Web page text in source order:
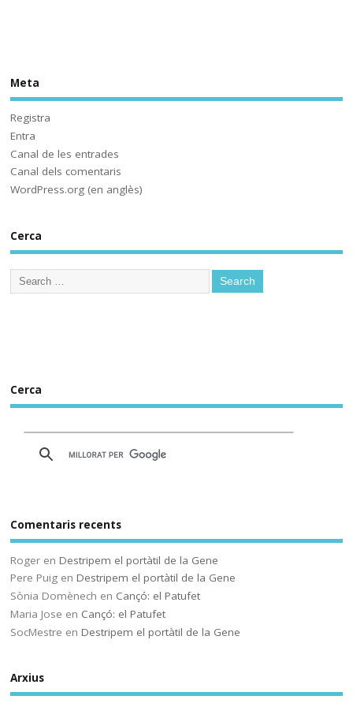
@socmestre.bsky.social⋅2y
@educaciocat.bsky.social
implementar-les? Protegirem o
no protegirem les dades dels
aprendizaje ‘online’
programas y datos se
alojarán en servidores del
Gobierno vasco
@socmestre.bsky.social
2y
La vida a l'institut
Andrea Galaxina
@andreagalaxina.bsky.social ⋅ 2y
que han publicado hoy en El País
sobre una niña en Asturias que se
Meta
Registra
Entra
Canal de les entrades
Canal dels comentaris
WordPress.org (en anglès)
Cerca
Cerca
Comentaris recents
Roger enDestripem el portàtil de la Gene
Pere Puig enDestripem el portàtil de la Gene
Sònia Domènech en Cançó: el Patufet
Maria Jose en Cançó: el Patufet
SocMestre enDestripem el portàtil de la Gene
Arxius